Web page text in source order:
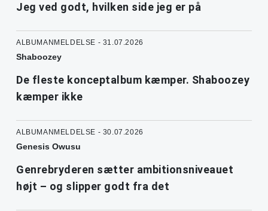
Jeg ved godt, hvilken side jeg er på
ALBUMANMELDELSE - 31.07.2026
Shaboozey
De fleste konceptalbum kæmper. Shaboozey
kæmper ikke
ALBUMANMELDELSE - 30.07.2026
Genesis Owusu
Genrebryderen sætter ambitionsniveauet
højt – og slipper godt fra det